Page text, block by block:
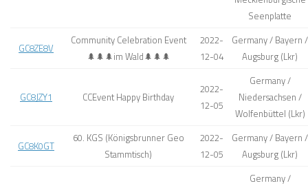
Seenplatte
GC8ZE8V
Community Celebration Event
🌲🌲🌲im Wald🌲🌲🌲
2022-
12-04
Germany / Bayern /
Augsburg (Lkr)
GC8JZY1 CCEvent Happy Birthday
2022-
12-05
Germany /
Niedersachsen /
Wolfenbüttel (Lkr)
GC8K0GT
60. KGS (Königsbrunner Geo
Stammtisch)
2022-
12-05
Germany / Bayern /
Augsburg (Lkr)
Germany /